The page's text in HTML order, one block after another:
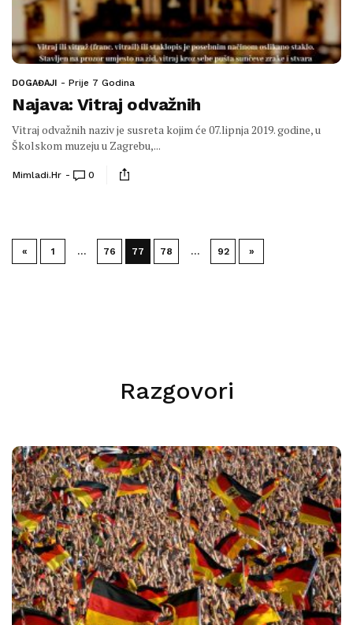
DOGAĐAJI Prije 7 Godina
Najava: Vitraj odvažnih
Vitraj odvažnih naziv je susreta kojim će 07.lipnja 2019. godine, u
Školskom muzeju u Zagrebu,...
Mimladi.hr 0
« 1 … 76 77 78 … 92 »
Razgovori